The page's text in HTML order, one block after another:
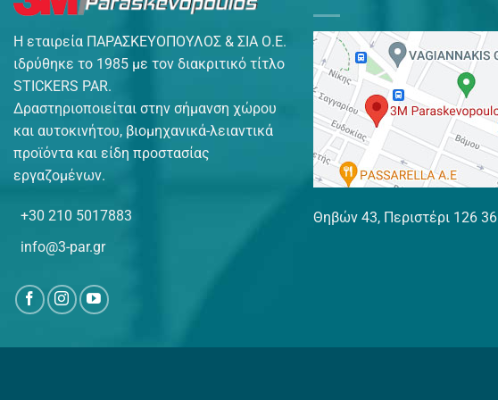
Η εταιρεία ΠΑΡΑΣΚΕΥΟΠΟΥΛΟΣ & ΣΙΑ Ο.Ε.
ιδρύθηκε το 1985 με τον διακριτικό τίτλο
STICKERS PAR.
Δραστηριοποιείται στην σήμανση χώρου
και αυτοκινήτου, βιομηχανικά-λειαντικά
προϊόντα και είδη προστασίας
εργαζομένων.
+30 210 5017883
info@3-par.gr
Θηβών 43, Περιστέρι 126 36